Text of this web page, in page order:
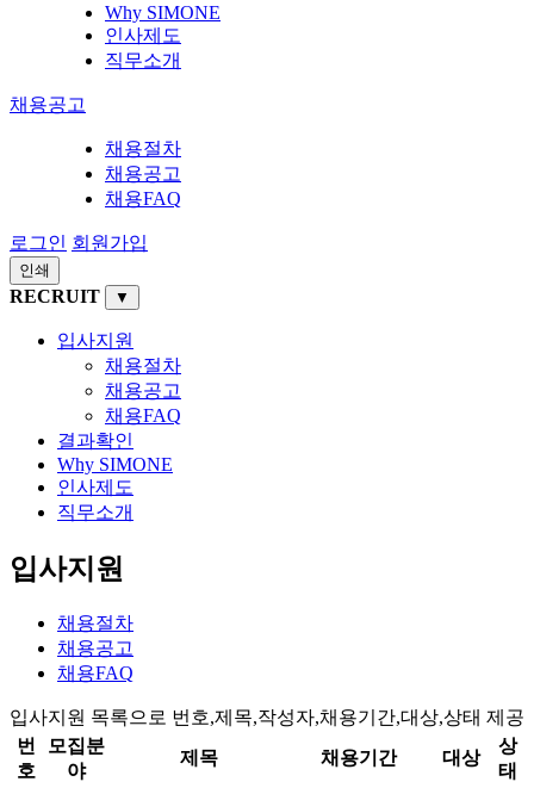
Why SIMONE
인사제도
직무소개
채용공고
채용절차
채용공고
채용FAQ
로그인 회원가입
인쇄
RECRUIT ▼
입사지원
채용절차
채용공고
채용FAQ
결과확인
Why SIMONE
인사제도
직무소개
입사지원
채용절차
채용공고
채용FAQ
입사지원 목록으로 번호,제목,작성자,채용기간,대상,상태 제공
번
호
모집분
야
제목 채용기간 대상
상
태